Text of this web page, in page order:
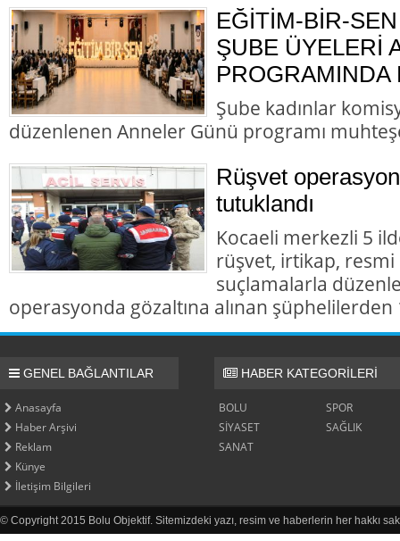
EĞİTİM-BİR-
ŞUBE ÜYELERİ
PROGRAMINDA
Şube kadınlar
düzenlenen Anneler Günü programı
Rüşvet
tutuklandı
Kocaeli merkezli 5
rüşvet, irtikap,
suçlamalarla
operasyonda gözaltına alınan
GENEL BAĞLANTILAR
Anasayfa
Haber Arşivi
Reklam
Künye
İletişim Bilgileri
HABER KATEGORİLERİ
BOLU
SPOR
SİYASET
SAĞLIK
SANAT
© Copyright 2015 Bolu Objektif. Sitemizdeki yazı, resim ve haberlerin her hakkı